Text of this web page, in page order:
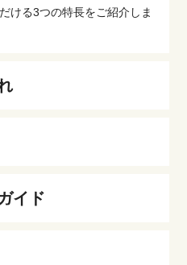
ける3つの特長をご紹介しま
イド